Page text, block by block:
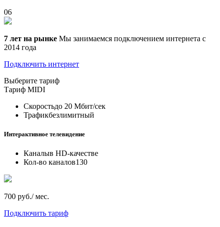
06
7 лет на рынке Мы занимаемся подключением интернета с
2014 года
Подключить интернет
Выберите тариф
Тариф MIDI
Скоростьдо 20 Мбит/сек
Трафикбезлимитный
Интерактивное телевидение
Каналыв HD-качестве
Кол-во каналов130
700 руб./ мес.
Подключить тариф